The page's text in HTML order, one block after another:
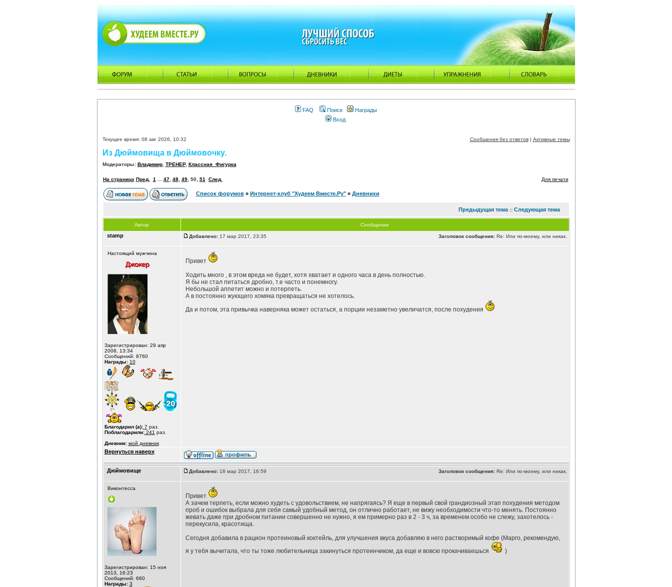
FAQ Поиск
Награды
Вход
Текущее время: 08 авг 2026, 10:32 Сообщения без ответов| Активные темы
Из Дюймовища в Дюймовочку.
Модераторы: Владимир, ТРЕНЕР, Классная_Фигурка
На страницу Пред. 1 47, 48, 49, 50, 51 След. Для печати
Список форумов» Интернет-клуб "Худеем Вместе.Ру"» Дневники
Предыдущая тема:: Следующая тема
Автор Сообщение
stamp Заголовок сообщения:Re: Или по-моему, или никак.
Добавлено:17 мар 2017, 23:35
Настоящий мужчина
Зарегистрирован: 29 апр
2008, 13:34
Сообщений: 8760
Награды: 10
Благодарил (а):7 раз.
Поблагодарили:241 раз.
Дневник: мой дневник
Привет
Ходить много , в этом вреда не будет, хотя хватает и одного часа в день полностью.
Я бы не стал питаться дробно, т.е часто и понемногу.
Небольшой аппетит можно и потерпеть.
А в постоянно жующего хомяка превращаться не хотелось.
Да и потом, эта привычка наверняка может остаться, а порции незаметно увеличатся, после похудения
Вернуться наверх
Дюймовище Заголовок сообщения:Re: Или по-моему, или никак.
Добавлено:18 мар 2017, 16:59
Виконтесса
Зарегистрирован: 15 ноя
2013, 16:23
Сообщений: 660
Награды: 3
Привет
А зачем терпеть, если можно худеть с удовольствием, не напрягаясь? Я еще в первый свой грандиозный этап похудения методом
проб и ошибок выбрала для себя самый удобный метод, он отлично работает, не вижу необходимости что-то менять. Постоянно
жевать даже при дробном питании совершенно не нужно, я ем примерно раз в 2 - 3 ч, за временем особо не слежу, захотелось -
перекусила, красотища.
Сегодня добавила в рацион протеиновый коктейль, для улучшения вкуса добавляю в него растворимый кофе (Марго, рекомендую,
я у тебя вычитала, что ты тоже любительница закинуться протеинчиком, да еще и вовсю прокачиваешься
)